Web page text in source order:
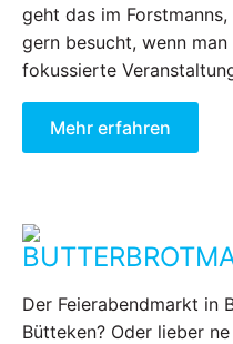
geht das im
gern besucht, wenn
fokussierte
Mehr erfahren
Der Feierabendmarkt in
Bütteken? Oder lieber